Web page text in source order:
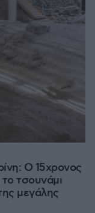
Ο 15χρονος
τσουνάμι
μεγάλης